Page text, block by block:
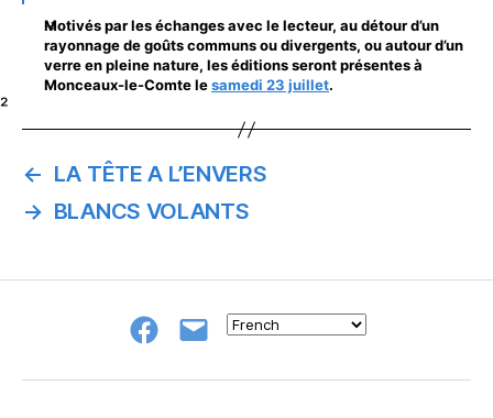
Motivés par les échanges avec le lecteur, au détour d’un
rayonnage de goûts communs ou divergents, ou autour d’un
verre en pleine nature, les éditions seront présentes à
Monceaux-le-Comte lesamedi 23 juillet.
²
← LA TÊTE A L’ENVERS
→ BLANCS VOLANTS
Groupe
NeL
E-
à